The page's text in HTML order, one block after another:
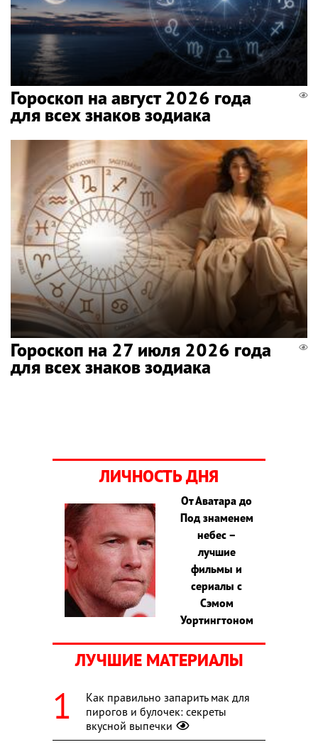
Гороскоп на август 2026 года
для всех знаков зодиака
Гороскоп на 27 июля 2026 года
для всех знаков зодиака
ЛИЧНОСТЬ ДНЯ
От Аватара до
Под знаменем
небес –
лучшие
фильмы и
сериалы с
Сэмом
Уортингтоном
ЛУЧШИЕ МАТЕРИАЛЫ
Как правильно запарить мак для
пирогов и булочек: секреты
вкусной выпечки